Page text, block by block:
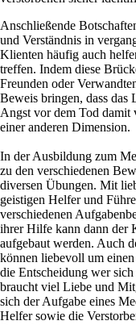
Anschließende
und Verständnis in
Klienten häufig auch
treffen. Indem diese
Freunden oder
Beweis bringen, dass das
Angst vor dem Tod damit
einer anderen Dimension.
In der Ausbildung zum
zu den verschiedenen
diversen Übungen. Mit
geistigen Helfer und
verschiedenen
ihrer Hilfe kann dann der
aufgebaut werden. Auch
können liebevoll um
die Entscheidung wer
braucht viel Liebe und
sich der Aufgabe eines
Helfer sowie die